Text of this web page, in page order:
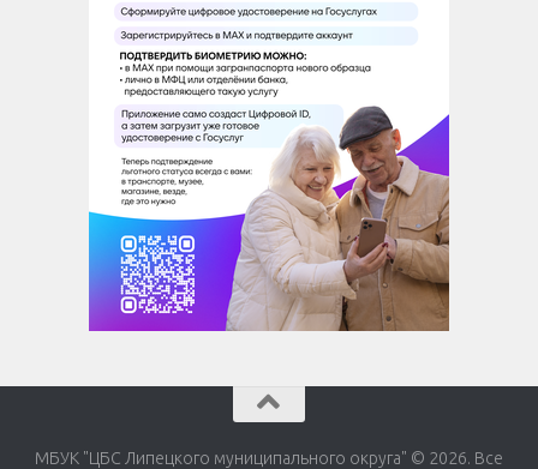
МБУК "ЦБС Липецкого муниципального округа" © 2026. Все